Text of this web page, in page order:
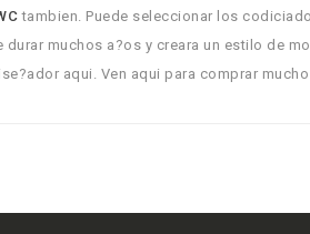
tambien. Puede seleccionar los
muchos a?os y creara un estilo de
aqui. Ven aqui para comprar